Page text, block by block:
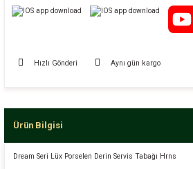
Hızlı Gönderi Aynı gün kargo
Ürün Bilgisi
Dream Seri Lüx Porselen Derin Servis Tabağı Hrns